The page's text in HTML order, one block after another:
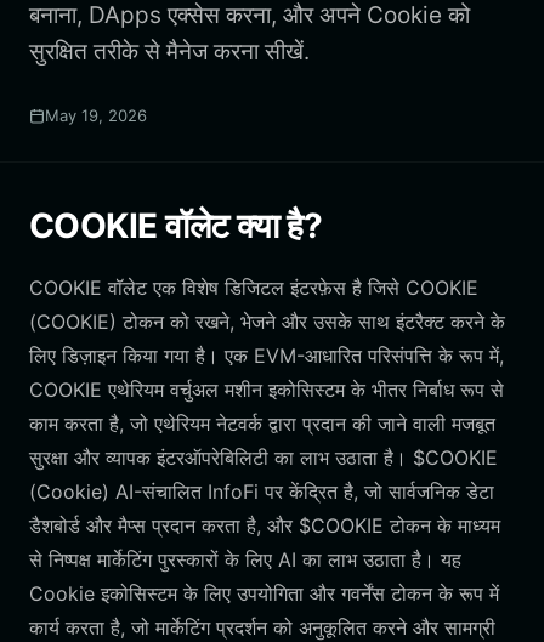
बनाना, DApps एक्सेस करना, और अपने Cookie को
सुरक्षित तरीके से मैनेज करना सीखें.
May 19, 2026
COOKIE वॉलेट क्या है?
COOKIE वॉलेट एक विशेष डिजिटल इंटरफ़ेस है जिसे COOKIE
(COOKIE) टोकन को रखने, भेजने और उसके साथ इंटरैक्ट करने के
लिए डिज़ाइन किया गया है। एक EVM-आधारित परिसंपत्ति के रूप में,
COOKIE एथेरियम वर्चुअल मशीन इकोसिस्टम के भीतर निर्बाध रूप से
काम करता है, जो एथेरियम नेटवर्क द्वारा प्रदान की जाने वाली मजबूत
सुरक्षा और व्यापक इंटरऑपरेबिलिटी का लाभ उठाता है। $COOKIE
(Cookie) AI-संचालित InfoFi पर केंद्रित है, जो सार्वजनिक डेटा
डैशबोर्ड और मैप्स प्रदान करता है, और $COOKIE टोकन के माध्यम
से निष्पक्ष मार्केटिंग पुरस्कारों के लिए AI का लाभ उठाता है। यह
Cookie इकोसिस्टम के लिए उपयोगिता और गवर्नेंस टोकन के रूप में
कार्य करता है, जो मार्केटिंग प्रदर्शन को अनुकूलित करने और सामग्री